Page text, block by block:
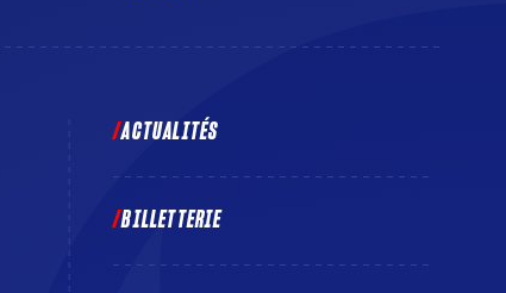
ACTUALITÉS
BILLETTERIE